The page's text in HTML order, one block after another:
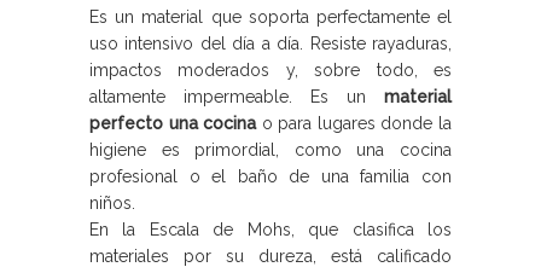
Es un material que soporta perfectamente el
uso intensivo del día a día. Resiste rayaduras,
impactos moderados y, sobre todo, es
altamente impermeable. Es un material
perfecto una cocina o para lugares donde la
higiene es primordial, como una cocina
profesional o el baño de una familia con
niños.
En la Escala de Mohs, que clasifica los
materiales por su dureza, está calificado